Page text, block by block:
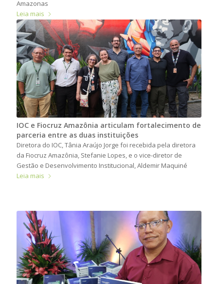
Amazonas
Leia mais
IOC e Fiocruz Amazônia articulam fortalecimento de
parceria entre as duas instituições
Diretora do IOC, Tânia Araújo Jorge foi recebida pela diretora
da Fiocruz Amazônia, Stefanie Lopes, e o vice-diretor de
Gestão e Desenvolvimento Institucional, Aldemir Maquiné
Leia mais